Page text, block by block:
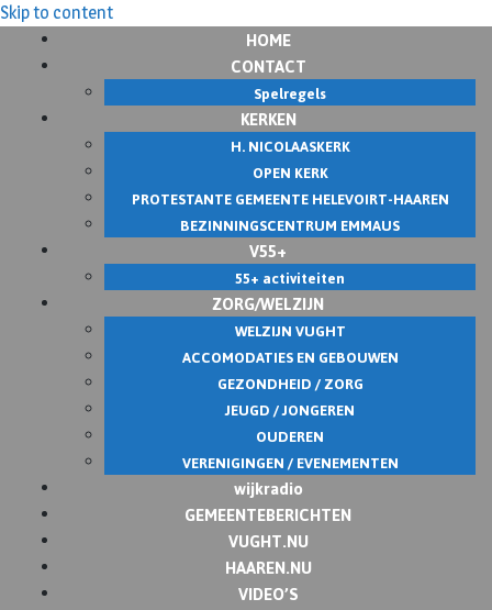
Skip to content
HOME
CONTACT
Spelregels
KERKEN
H. NICOLAASKERK
OPEN KERK
PROTESTANTE GEMEENTE HELEVOIRT-HAAREN
BEZINNINGSCENTRUM EMMAUS
V55+
55+ activiteiten
ZORG/WELZIJN
WELZIJN VUGHT
ACCOMODATIES EN GEBOUWEN
GEZONDHEID / ZORG
JEUGD / JONGEREN
OUDEREN
VERENIGINGEN / EVENEMENTEN
wijkradio
GEMEENTEBERICHTEN
VUGHT.NU
HAAREN.NU
VIDEO’S